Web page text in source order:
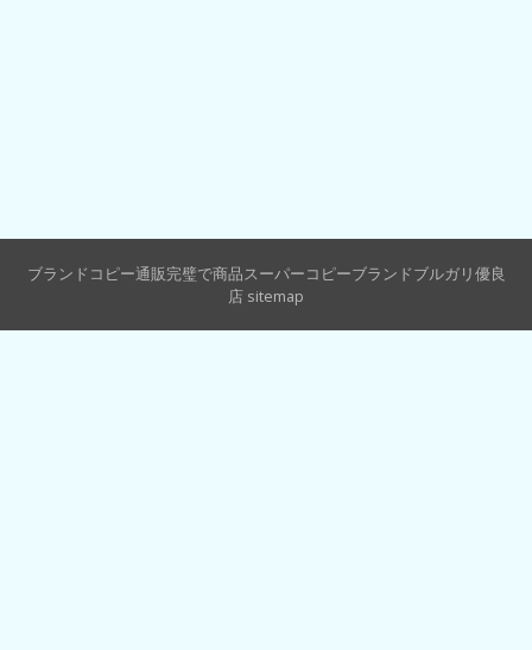
ブランドコピー通販完璧で商品スーパーコピーブランドブルガリ優良
店 sitemap